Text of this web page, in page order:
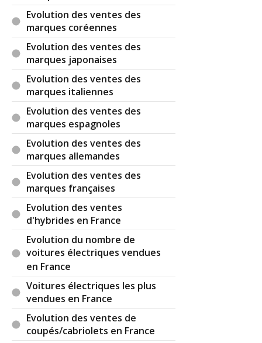
Evolution des ventes des
marques coréennes
Evolution des ventes des
marques japonaises
Evolution des ventes des
marques italiennes
Evolution des ventes des
marques espagnoles
Evolution des ventes des
marques allemandes
Evolution des ventes des
marques françaises
Evolution des ventes
d'hybrides en France
Evolution du nombre de
voitures électriques vendues
en France
Voitures électriques les plus
vendues en France
Evolution des ventes de
coupés/cabriolets en France